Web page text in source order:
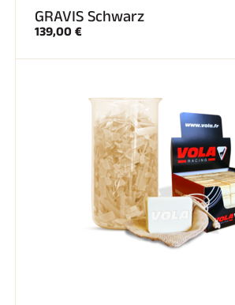
SKILANGLAUF
GRAVIS Schwarz
139,00 €